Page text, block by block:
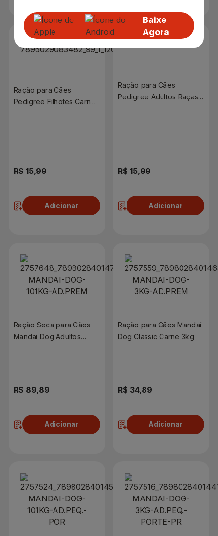
Ração para Cães
Pedigree Filhotes Carne,
R$ 15,99
Adicionar
Ração para Cães
Pedigree Adultos Raças
R$ 15,99
Adicionar
Ração Seca para Cães
Mandai Dog Adultos
R$ 89,89
Adicionar
Ração para Cães Mandaí
Dog Classic Carne 3kg
R$ 34,89
Adicionar
Baixe
Agora